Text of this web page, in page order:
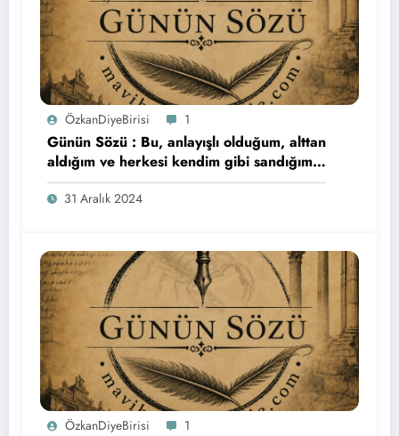
ÖzkanDiyeBirisi 1
Günün Sözü : Bu, anlayışlı olduğum, alttan
aldığım ve herkesi kendim gibi sandığım
son yıldı. Herkese bol şans…
31 Aralık 2024
ÖzkanDiyeBirisi 1